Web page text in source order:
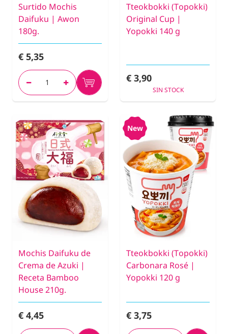
Surtido Mochis
Daifuku | Awon
180g.
€ 5,35
Tteokbokki (Topokki)
Original Cup |
Yopokki 140 g
€ 3,90
SIN STOCK
Mochis Daifuku de
Crema de Azuki |
Receta Bamboo
House 210g.
€ 4,45
New
Tteokbokki (Topokki)
Carbonara Rosé |
Yopokki 120 g
€ 3,75